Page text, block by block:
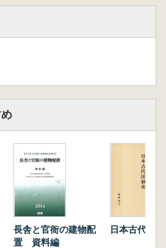
一つの丈六即像の行方/講
Ⅰ/講堂に安置
に安置した仏像Ⅲ/回廊や
Ⅰ/回廊や門に安
慈か/道慈は大
合/道慈を「无妙工巧」
技術者か/天平期の
慈の功績Ⅰ―寺領獲得/大
い理由/道慈の功
始/大安寺大般若会の舞
Ⅲ―釈迦信仰整備
厳導入/道慈は何をめざ
長舎と官衙の建物配
置 資料編
日本古代法